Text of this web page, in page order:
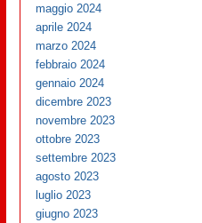
maggio 2024
aprile 2024
marzo 2024
febbraio 2024
gennaio 2024
dicembre 2023
novembre 2023
ottobre 2023
settembre 2023
agosto 2023
luglio 2023
giugno 2023